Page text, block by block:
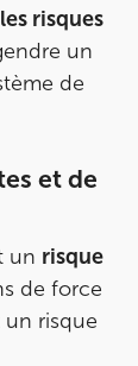
risques
un
de
et de
un risque
de force
risque
Billancourt
Châtenay-